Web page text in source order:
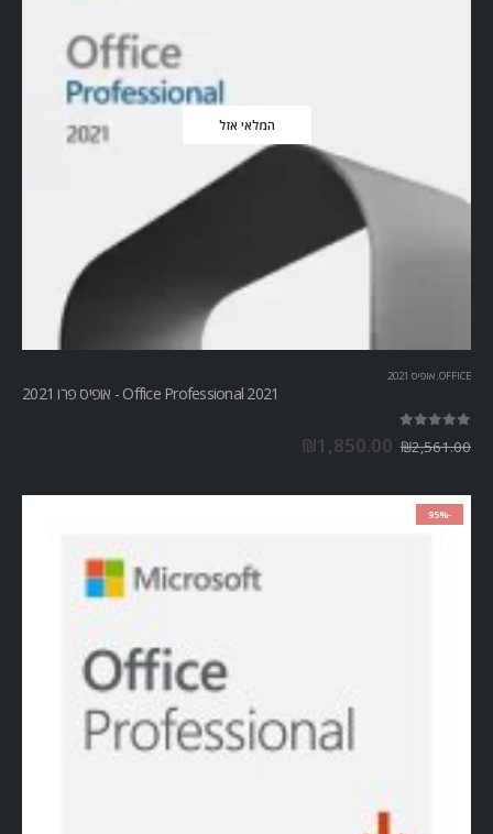
המלאי אזל
OFFICE
, אופיס 2021
Office Professional 2021 - אופיס פרו 2021
₪2,561.00
₪1,850.00
-95%